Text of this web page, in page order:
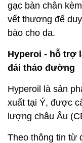
gạc bàn chân
vết thương để
bào cho da.
Hyperoi - hỗ trợ
đái tháo đường
Hyperoil là sản
xuất tại Ý, được
lượng châu Âu
Theo thông tin từ